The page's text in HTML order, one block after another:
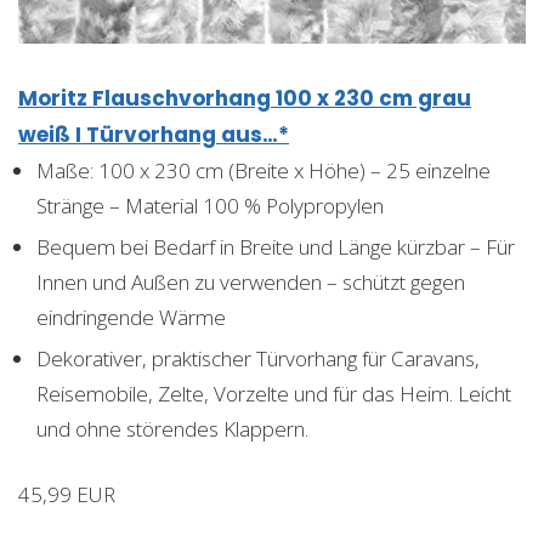
Moritz Flauschvorhang 100 x 230 cm grau
weiß I Türvorhang aus…*
Maße: 100 x 230 cm (Breite x Höhe) – 25 einzelne
Stränge – Material 100 % Polypropylen
Bequem bei Bedarf in Breite und Länge kürzbar – Für
Innen und Außen zu verwenden – schützt gegen
eindringende Wärme
Dekorativer, praktischer Türvorhang für Caravans,
Reisemobile, Zelte, Vorzelte und für das Heim. Leicht
und ohne störendes Klappern.
45,99 EUR